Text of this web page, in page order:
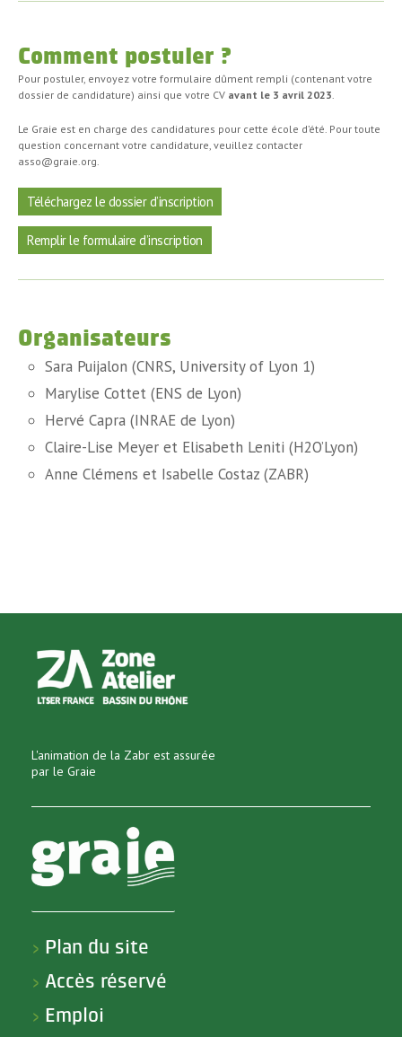
Comment postuler ?
Pour postuler, envoyez votre formulaire dûment rempli (contenant votre
dossier de candidature) ainsi que votre CV avant le 3 avril 2023.
Le Graie est en charge des candidatures pour cette école d’été. Pour toute
question concernant votre candidature, veuillez contacter
asso@graie.org.
Téléchargez le dossier d’inscription
Remplir le formulaire d’inscription
Organisateurs
Sara Puijalon (CNRS, University of Lyon 1)
Marylise Cottet (ENS de Lyon)
Hervé Capra (INRAE de Lyon)
Claire-Lise Meyer et Elisabeth Leniti (H2O’Lyon)
Anne Clémens et Isabelle Costaz (ZABR)
L'animation de la Zabr est assurée
par le Graie
> Plan du site
> Accès réservé
> Emploi